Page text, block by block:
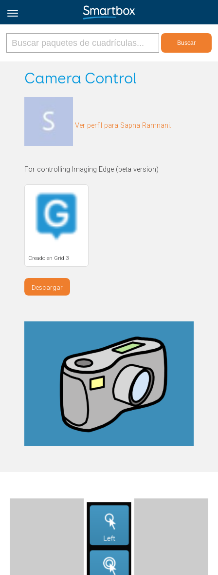
Online Grids
Regístrate
Camera Control
Ver perfil para Sapna Ramnani.
For controlling Imaging Edge (beta version)
Creado en Grid 3
Descargar